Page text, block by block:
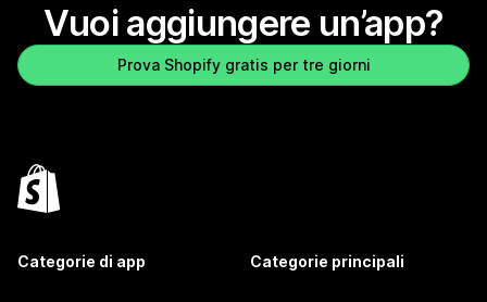
Vuoi aggiungere un’app?
Prova Shopify gratis per tre giorni
Categorie di app Categorie principali